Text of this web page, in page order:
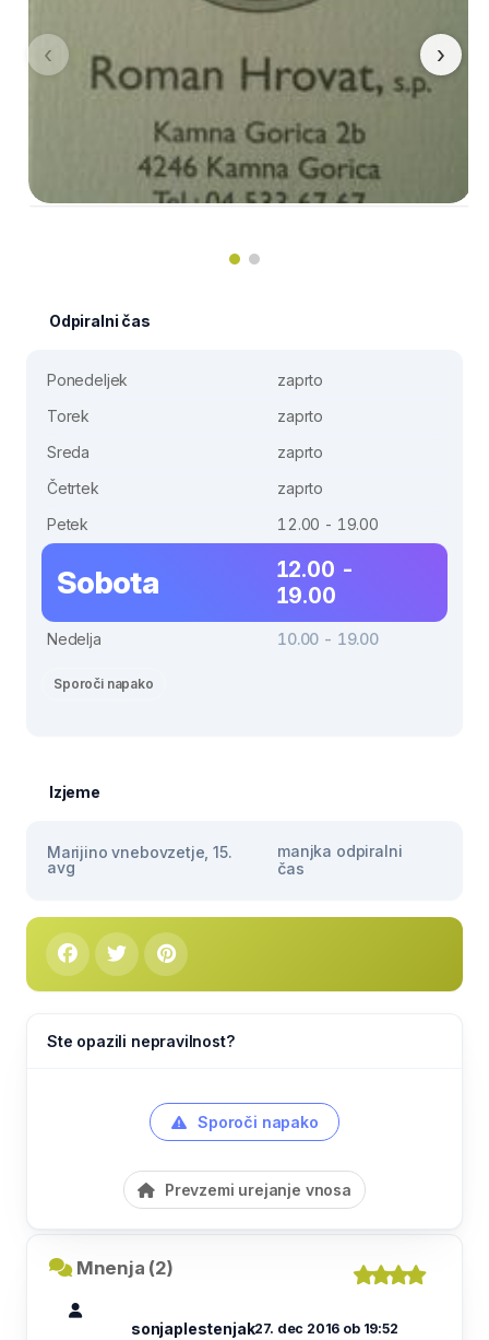
‹ ›
Odpiralni čas
Ponedeljek
zaprto
Torek
zaprto
Sreda
zaprto
Četrtek
zaprto
Petek
12.00 - 19.00
Sobota
12.00 -
19.00
Nedelja 10.00 - 19.00
Sporoči napako
Izjeme
Marijino vnebovzetje, 15.
avg
manjka odpiralni
čas
Ste opazili nepravilnost?
Sporoči napako
Prevzemi urejanje vnosa
Mnenja (2)
sonjaplestenjak27. dec 2016 ob 19:52